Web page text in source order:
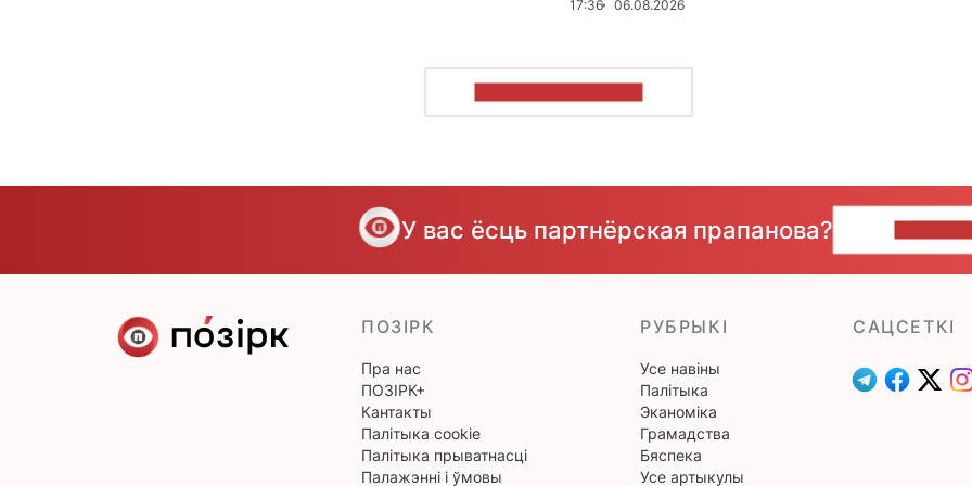
17:36 06.08.2026
У вас ёсць партнёрская прапанова?
ПОЗІРК
Пра нас
ПОЗІРК+
Кантакты
Палітыка cookie
Палітыка прыватнасці
Палажэнні і ўмовы
РУБРЫКІ
Усе навіны
Палітыка
Эканоміка
Грамадства
Бяспека
Усе артыкулы
САЦСЕТКІ